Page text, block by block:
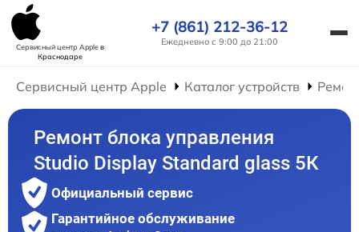
Сервисный центр Appleв
Краснодаре
+7 (861) 212-36-12
Ежедневно с 9:00 до 21:00
Сервисный центр Apple Каталог устройств
Ремонт блока управления
Studio Display Standard glass 5К
Официальный сервис
Гарантийное обслуживание